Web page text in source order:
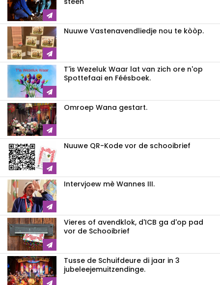
Nuuwe Vastenavendliedje nou te kòòp.
T'is Wezeluk Waar lat van zich ore n'op
Spottefaai en Féésboek.
Omroep Wana gestart.
Nuuwe QR-Kode vor de schooibrief
Intervjoew mè Wannes III.
Vieres of avendklok, d'ICB ga d'op pad
vor de Schooibrief
Tusse de Schuifdeure di jaar in 3
jubeleejemuitzendinge.